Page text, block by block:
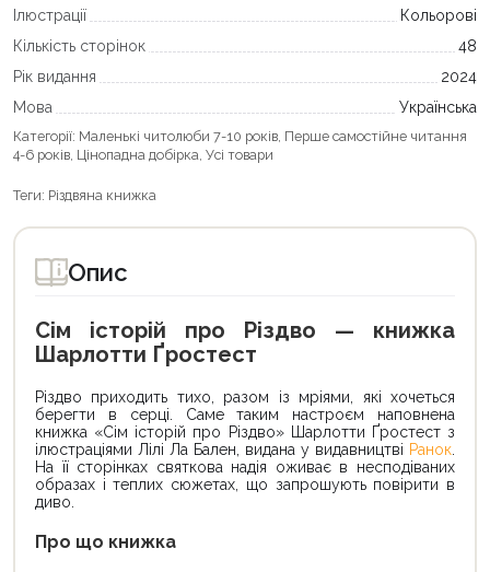
Ілюстрації
Кольорові
Кількість сторінок
48
Рік видання
2024
Мова
Українська
Категорії: Маленькі читолюби 7-10 років, Перше самостійне читання
4-6 років, Цінопадна добірка, Усі товари
Теги: Різдвяна книжка
Опис
Сім історій про Різдво — книжка
Шарлотти Ґростест
Різдво приходить тихо, разом із мріями, які хочеться
берегти в серці. Саме таким настроєм наповнена
книжка «Сім історій про Різдво» Шарлотти Ґростест з
ілюстраціями Лілі Ла Бален, видана у видавництві Ранок
На її сторінках святкова надія оживає в несподіваних
образах і теплих сюжетах, що запрошують повірити в
диво.
Про що книжка